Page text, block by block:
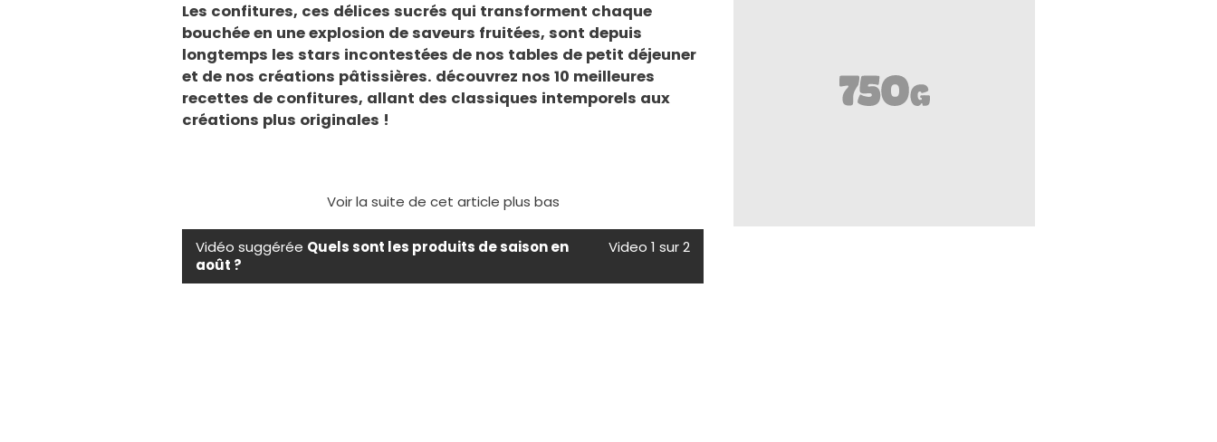
Les confitures, ces délices sucrés qui transforment chaque
bouchée en une explosion de saveurs fruitées, sont depuis
longtemps les stars incontestées de nos tables de petit déjeuner
et de nos créations pâtissières. découvrez nos10 meilleures
recettes de confitures, allant des classiques intemporels aux
créations plus originales !
Voir la suite de cet article plus bas
Vidéo suggérée Quels sont les produits de saison en
août ?
Video 1 sur 2